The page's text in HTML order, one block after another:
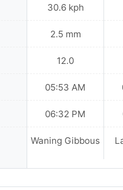
30.6 kph
2.5 mm
12.0
05:53 AM
06:32 PM
Waning Gibbous